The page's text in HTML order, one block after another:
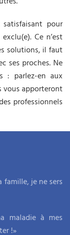
pour
Ce n’est
solutions, il faut
ses proches. Ne
: parlez-en aux
vous apporteront
professionnels
je ne sers
maladie à mes
!»